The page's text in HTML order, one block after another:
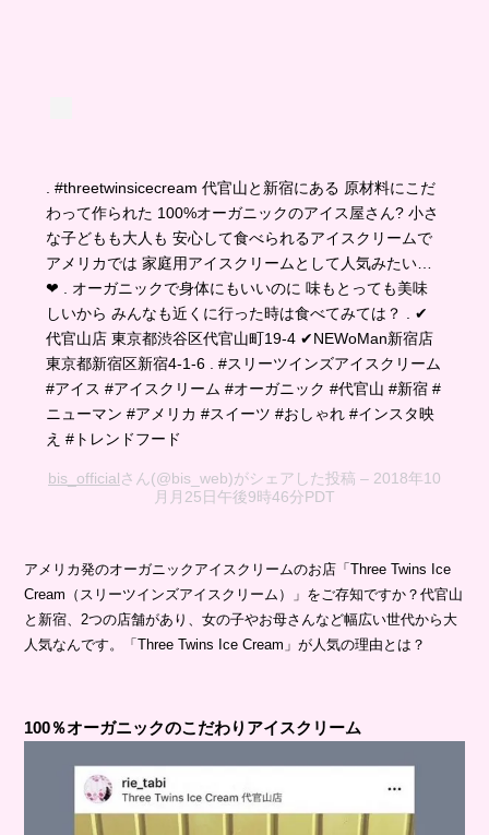
. #threetwinsicecream 代官山と新宿にある 原材料にこだ
わって作られた 100%オーガニックのアイス屋さん? 小さ
な子どもも大人も 安心して食べられるアイスクリームで
アメリカでは 家庭用アイスクリームとして人気みたい…
❤︎ . オーガニックで身体にもいいのに 味もとっても美味
しいから みんなも近くに行った時は食べてみては？ . ✔︎
代官山店 東京都渋谷区代官山町19-4 ✔NEWoMan新宿店
東京都新宿区新宿4-1-6 . #スリーツインズアイスクリーム
#アイス #アイスクリーム #オーガニック #代官山 #新宿 #
ニューマン #アメリカ #スイーツ #おしゃれ #インスタ映
え #トレンドフード
bis_officialさん(@bis_web)がシェアした投稿 – 2018年10
月月25日午後9時46分PDT
アメリカ発のオーガニックアイスクリームのお店「Three Twins Ice
Cream（スリーツインズアイスクリーム）」をご存知ですか？代官山
と新宿、2つの店舗があり、女の子やお母さんなど幅広い世代から大
人気なんです。「Three Twins Ice Cream」が人気の理由とは？
100％オーガニックのこだわりアイスクリーム